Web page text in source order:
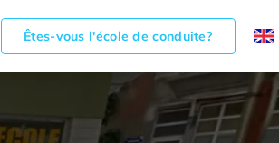
Êtes-vous l'école de conduite?